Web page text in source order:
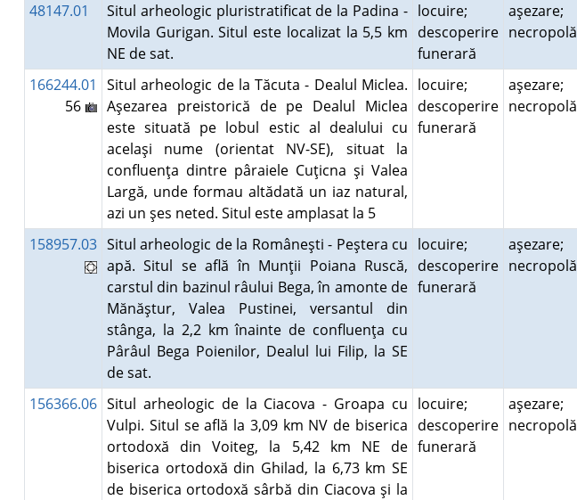
48147.01
Situl arheologic pluristratificat de la Padina -
Movila Gurigan. Situl este localizat la 5,5 km
NE de sat.
locuire;
descoperire
funerară
aşezare;
necropolă
166244.01
56
Situl arheologic de la Tăcuta - Dealul Miclea.
Aşezarea preistorică de pe Dealul Miclea
este situată pe lobul estic al dealului cu
acelaşi nume (orientat NV-SE), situat la
confluenţa dintre pâraiele Cuţicna şi Valea
Largă, unde formau altădată un iaz natural,
azi un şes neted. Situl este amplasat la 5
locuire;
descoperire
funerară
aşezare;
necropolă
158957.03 Situl arheologic de la Româneşti - Peştera cu
apă. Situl se află în Munţii Poiana Ruscă,
carstul din bazinul râului Bega, în amonte de
Mănăştur, Valea Pustinei, versantul din
stânga, la 2,2 km înainte de confluenţa cu
Pârâul Bega Poienilor, Dealul lui Filip, la SE
de sat.
locuire;
descoperire
funerară
aşezare;
necropolă
156366.06 Situl arheologic de la Ciacova - Groapa cu
Vulpi. Situl se află la 3,09 km NV de biserica
ortodoxă din Voiteg, la 5,42 km NE de
biserica ortodoxă din Ghilad, la 6,73 km SE
de biserica ortodoxă sârbă din Ciacova şi la
locuire;
descoperire
funerară
aşezare;
necropolă